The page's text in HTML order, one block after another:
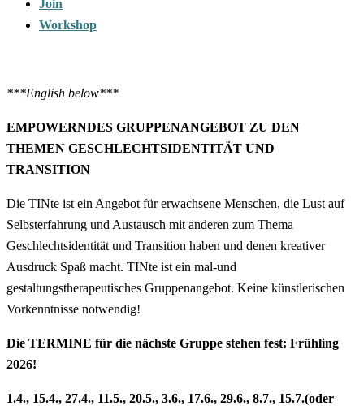
Join
Workshop
***English below***
EMPOWERNDES GRUPPENANGEBOT ZU DEN
THEMEN GESCHLECHTSIDENTITÄT UND
TRANSITION
Die TINte ist ein Angebot für erwachsene Menschen, die Lust auf
Selbsterfahrung und Austausch mit anderen zum Thema
Geschlechtsidentität und Transition haben und denen kreativer
Ausdruck Spaß macht. TINte ist ein mal-und
gestaltungstherapeutisches Gruppenangebot. Keine künstlerischen
Vorkenntnisse notwendig!
Die TERMINE für die nächste Gruppe stehen fest: Frühling
2026!
1.4., 15.4., 27.4., 11.5., 20.5., 3.6., 17.6., 29.6., 8.7., 15.7.(oder